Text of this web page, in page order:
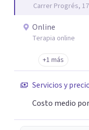
Carrer Progrés,
Online
Terapia online
+1 más
Servicios y
Costo medio